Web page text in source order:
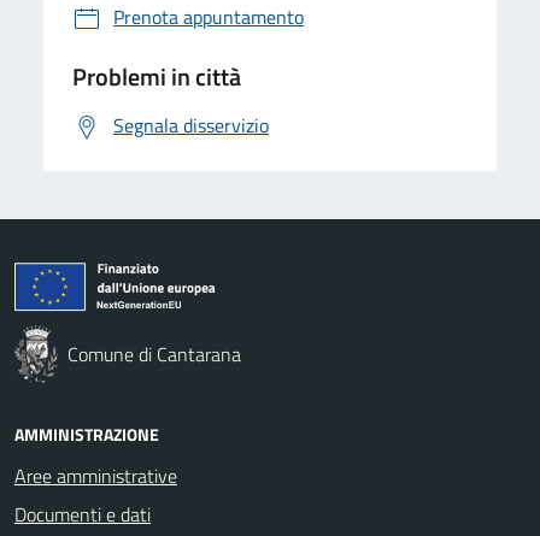
Prenota appuntamento
Problemi in città
Segnala disservizio
Comune di Cantarana
AMMINISTRAZIONE
Aree amministrative
Documenti e dati